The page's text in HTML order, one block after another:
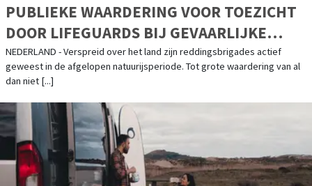
PUBLIEKE WAARDERING VOOR TOEZICHT
DOOR LIFEGUARDS BIJ GEVAARLIJKE
IJSCONDITIES
NEDERLAND - Verspreid over het land zijn reddingsbrigades actief
geweest in de afgelopen natuurijsperiode. Tot grote waardering van al
dan niet [...]